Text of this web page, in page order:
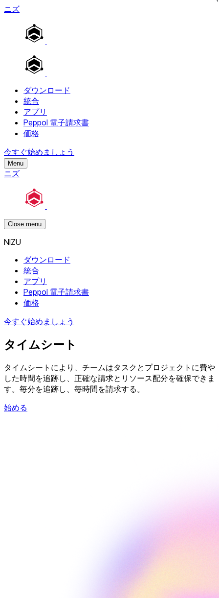
ニズ
ダウンロード
統合
アプリ
Peppol 電子請求書
価格
今すぐ始めましょう
Menu
ニズ
Close menu
NIZU
ダウンロード
統合
アプリ
Peppol 電子請求書
価格
今すぐ始めましょう
タイムシート
タイムシートにより、チームはタスクとプロジェクトに費や
した時間を追跡し、正確な請求とリソース配分を確保できま
す。毎分を追跡し、毎時間を請求する。
始める